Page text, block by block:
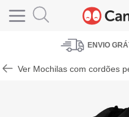
ENVIO
Ver Mochilas com cordões